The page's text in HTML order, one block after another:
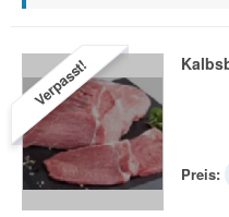
Verpasst!
Preis: